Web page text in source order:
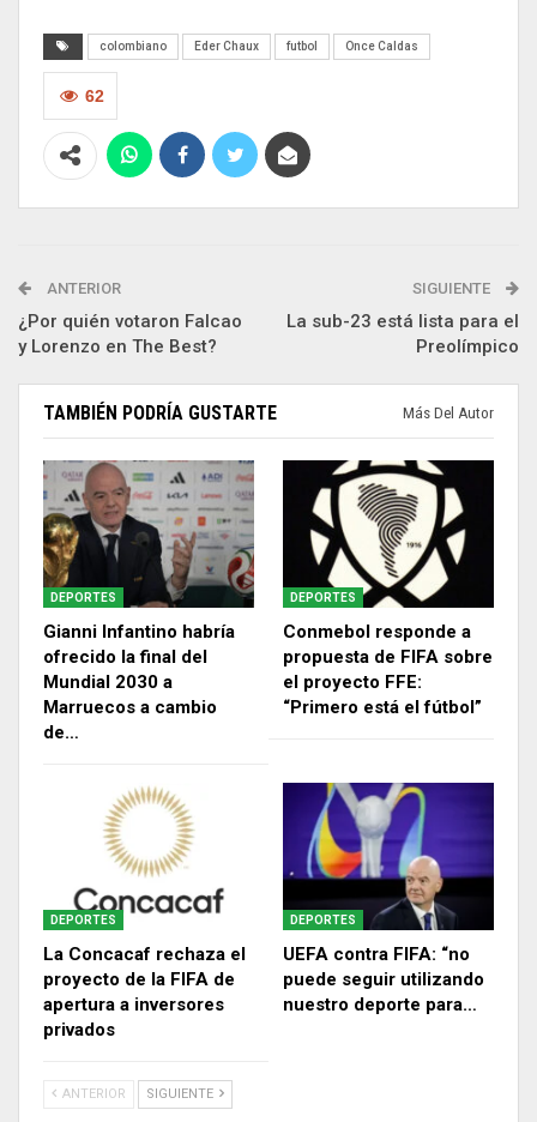
colombiano Eder Chaux futbol Once Caldas
62
ANTERIOR
¿Por quién votaron Falcao
y Lorenzo en The Best?
SIGUIENTE
La sub-23 está lista para el
Preolímpico
TAMBIÉN PODRÍA GUSTARTE Más Del Autor
DEPORTES
Gianni Infantino habría
ofrecido la final del
Mundial 2030 a
Marruecos a cambio
de…
DEPORTES
Conmebol responde a
propuesta de FIFA sobre
el proyecto FFE:
“Primero está el fútbol”
DEPORTES
La Concacaf rechaza el
proyecto de la FIFA de
apertura a inversores
privados
DEPORTES
UEFA contra FIFA: “no
puede seguir utilizando
nuestro deporte para…
ANTERIOR SIGUIENTE